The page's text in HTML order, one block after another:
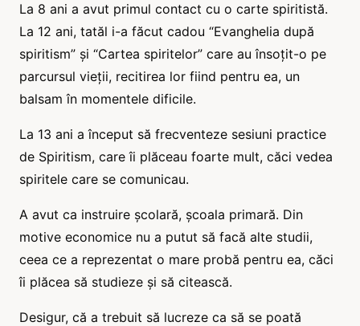
La 8 ani a avut primul contact cu o carte spiritistă.
La 12 ani, tatăl i-a făcut cadou “Evanghelia după
spiritism” și “Cartea spiritelor” care au însoțit-o pe
parcursul vieții, recitirea lor fiind pentru ea, un
balsam în momentele dificile.
La 13 ani a început să frecventeze sesiuni practice
de Spiritism, care îi plăceau foarte mult, căci vedea
spiritele care se comunicau.
A avut ca instruire școlară, școala primară. Din
motive economice nu a putut să facă alte studii,
ceea ce a reprezentat o mare probă pentru ea, căci
îi plăcea să studieze și să citească.
Desigur, că a trebuit să lucreze ca să se poată